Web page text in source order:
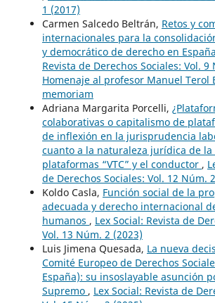
1 (2017)
Carmen Salcedo Beltrán, Retos y
internacionales para la
y democrático de derecho en España
Revista de Derechos Sociales: Vol. 9
Homenaje al profesor Manuel Terol
memoriam
Adriana Margarita Porcelli,
colaborativas o capitalismo de
de inflexión en la jurisprudencia
cuanto a la naturaleza jurídica de
plataformas “VTC” y el conductor ,
de Derechos Sociales: Vol. 12 Núm.
Koldo Casla, Función social de la
adecuada y derecho internacional
humanos , Lex Social: Revista de
Vol. 13 Núm. 2 (2023)
Luis Jimena Quesada, La nueva
Comité Europeo de Derechos
España): su insoslayable asunción
Supremo , Lex Social: Revista de